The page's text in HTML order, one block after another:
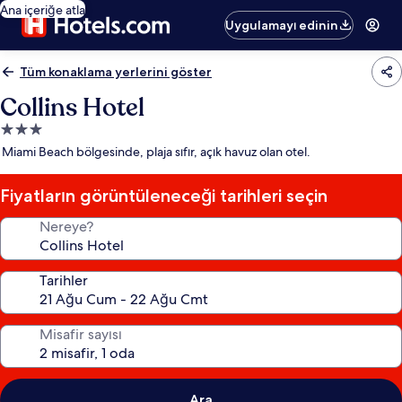
Ana içeriğe atla
Uygulamayı edinin
Tüm konaklama yerlerini göster
Collins Hotel
3.0
yıldızlı
yeri
Miami Beach bölgesinde, plaja sıfır, açık havuz olan otel.
Fiyatların görüntüleneceği tarihleri seçin
Nereye?
Tarihler
Misafir sayısı